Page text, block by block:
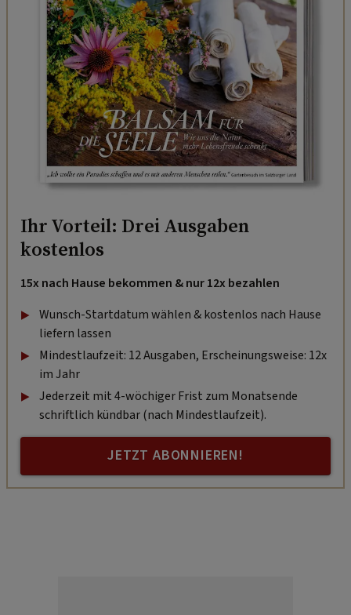
Ihr Vorteil: Drei Ausgaben
kostenlos
15x nach Hause bekommen & nur 12x bezahlen
Wunsch-Startdatum wählen & kostenlos nach Hause
liefern lassen
Mindestlaufzeit: 12 Ausgaben, Erscheinungsweise: 12x
im Jahr
Jederzeit mit 4-wöchiger Frist zum Monatsende
schriftlich kündbar (nach Mindestlaufzeit).
JETZT ABONNIEREN!